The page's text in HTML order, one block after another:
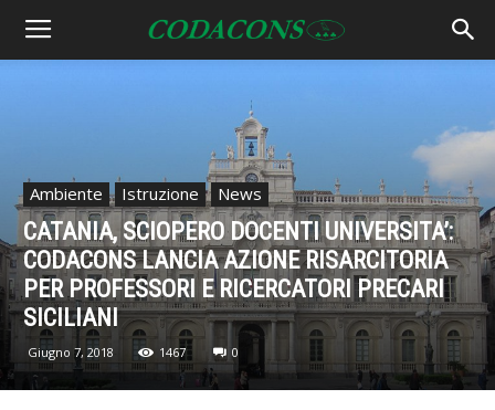
Ambiente Istruzione News
CATANIA, SCIOPERO DOCENTI UNIVERSITA’:
CODACONS LANCIA AZIONE RISARCITORIA
PER PROFESSORI E RICERCATORI PRECARI
SICILIANI
Giugno 7, 2018 1467 0